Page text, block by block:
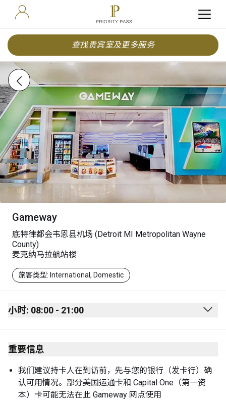
查找贵宾室及更多服务
Gameway
底特律都会韦恩县机场 (Detroit MI Metropolitan Wayne
County)
麦克纳马拉航站楼
旅客类型: International, Domestic
小时: 08:00 - 21:00
Monday 08:00 - 21:00
Tuesday
Wednesday 08:00 - 21:00
Thursday 08:00 - 21:00
重要信息
我们建议持卡人在到访前，先与您的银行（发卡行）确
认可用情况。部分美国运通卡和 Capital One（第一资
本）卡可能无法在此 Gameway 网点使用